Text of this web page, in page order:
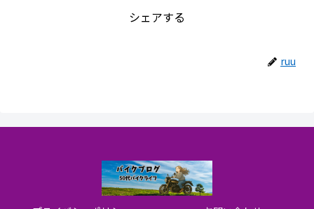
シェアする
ruu